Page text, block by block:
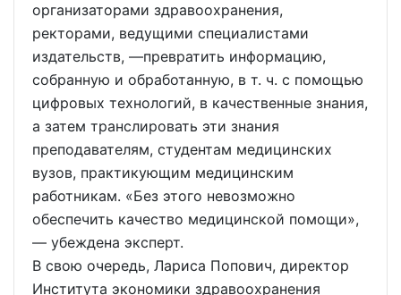
организаторами здравоохранения,
ректорами, ведущими специалистами
издательств, —превратить информацию,
собранную и обработанную, в т. ч. с помощью
цифровых технологий, в качественные знания,
а затем транслировать эти знания
преподавателям, студентам медицинских
вузов, практикующим медицинским
работникам. «Без этого невозможно
обеспечить качество медицинской помощи»,
— убеждена эксперт.
В свою очередь, Лариса Попович, директор
Института экономики здравоохранения